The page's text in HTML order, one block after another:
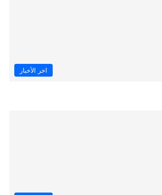
اخر الأخبار